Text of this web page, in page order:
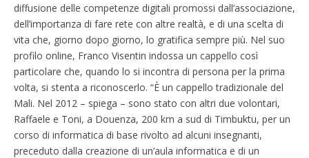
diffusione delle competenze digitali promossi dall’associazione,
dell’importanza di fare rete con altre realtà, e di una scelta di
vita che, giorno dopo giorno, lo gratifica sempre più. Nel suo
profilo online, Franco Visentin indossa un cappello così
particolare che, quando lo si incontra di persona per la prima
volta, si stenta a riconoscerlo. “È un cappello tradizionale del
Mali. Nel 2012 – spiega – sono stato con altri due volontari,
Raffaele e Toni, a Douenza, 200 km a sud di Timbuktu, per un
corso di informatica di base rivolto ad alcuni insegnanti,
preceduto dalla creazione di un’aula informatica e di un